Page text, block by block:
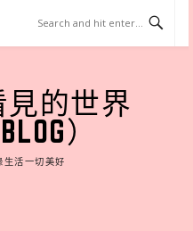
的世界
）
活一切美好